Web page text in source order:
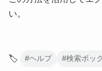
い。
🏷️ #ヘルプ #検索ボッ